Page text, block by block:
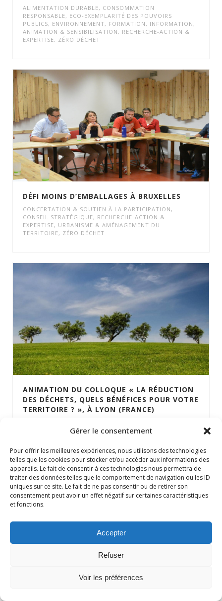
Gérer le consentement
Pour offrir les meilleures expériences, nous utilisons des technologies
telles que les cookies pour stocker et/ou accéder aux informations des
appareils. Le fait de consentir à ces technologies nous permettra de
traiter des données telles que le comportement de navigation ou les ID
uniques sur ce site. Le fait de ne pas consentir ou de retirer son
consentement peut avoir un effet négatif sur certaines caractéristiques
et fonctions.
Accepter
Refuser
Voir les préférences
ALIMENTATION DURABLE, CONSOMMATION
RESPONSABLE, ECO-EXEMPLARITÉ DES POUVOIRS
PUBLICS, ENVIRONNEMENT, FORMATION , INFORMATION,
ANIMATION & SENSIBILISATION , RECHERCHE-ACTION &
EXPERTISE, ZÉRO DÉCHET
DÉFI MOINS D’EMBALLAGES À BRUXELLES
CONCERTATION & SOUTIEN À LA PARTICIPATION ,
CONSEIL STRATÉGIQUE, RECHERCHE-ACTION &
EXPERTISE, URBANISME & AMÉNAGEMENT DU
TERRITOIRE, ZÉRO DÉCHET
ANIMATION DU COLLOQUE « LA RÉDUCTION
DES DÉCHETS, QUELS BÉNÉFICES POUR VOTRE
TERRITOIRE ? », À LYON (FRANCE)
RÉSEAU D'ACTEURS,ZÉRO DÉCHET